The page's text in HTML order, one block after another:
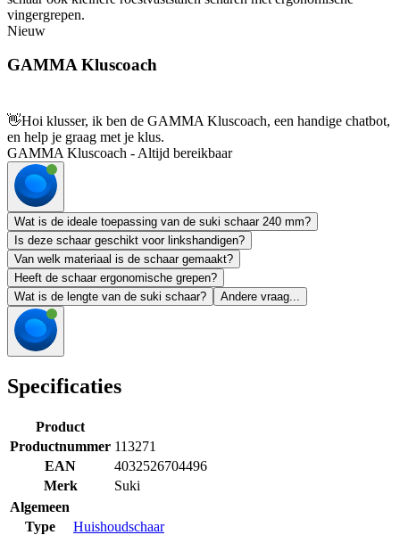
vingergrepen.
Nieuw
GAMMA Kluscoach
👋Hoi klusser, ik ben de GAMMA Kluscoach, een handige chatbot,
en help je graag met je klus.
GAMMA Kluscoach - Altijd bereikbaar
Wat is de ideale toepassing van de suki schaar 240 mm?
Is deze schaar geschikt voor linkshandigen?
Van welk materiaal is de schaar gemaakt?
Heeft de schaar ergonomische grepen?
Wat is de lengte van de suki schaar?
Andere vraag...
Specificaties
Product
Productnummer 113271
EAN
4032526704496
Merk
Suki
Algemeen
Type
Huishoudschaar